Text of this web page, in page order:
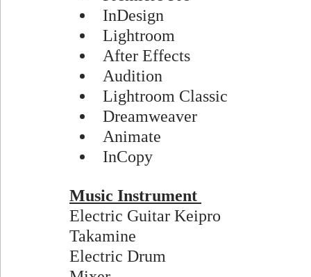
InDesign
Lightroom
After Effects
Audition
Lightroom Classic
Dreamweaver
Animate
InCopy
Music Instrument
Electric Guitar Keipro
Takamine
Electric Drum